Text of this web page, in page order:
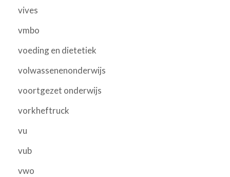
vives
vmbo
voeding en dietetiek
volwassenenonderwijs
voortgezet onderwijs
vorkheftruck
vu
vub
vwo